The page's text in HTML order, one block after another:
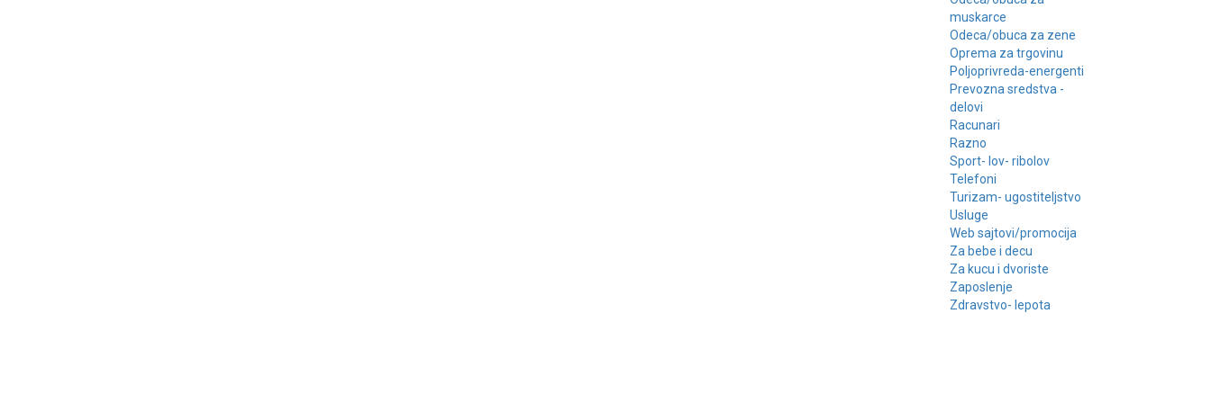
muskarce
Odeca/obuca za zene
Oprema za trgovinu
Poljoprivreda-energenti
Prevozna sredstva -
delovi
Racunari
Razno
Sport- lov- ribolov
Telefoni
Turizam- ugostiteljstvo
Usluge
Web sajtovi/promocija
Za bebe i decu
Za kucu i dvoriste
Zaposlenje
Zdravstvo- lepota